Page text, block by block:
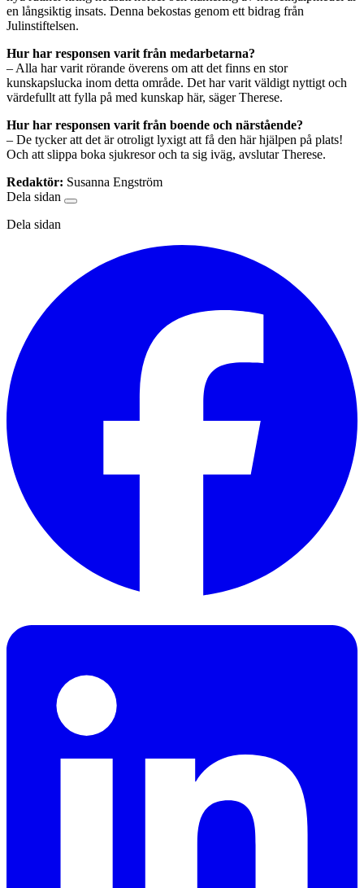
en långsiktig insats. Denna bekostas genom ett bidrag från
Julinstiftelsen.
Hur har responsen varit från medarbetarna?
– Alla har varit rörande överens om att det finns en stor
kunskapslucka inom detta område. Det har varit väldigt nyttigt och
värdefullt att fylla på med kunskap här, säger Therese.
Hur har responsen varit från boende och närstående?
– De tycker att det är otroligt lyxigt att få den här hjälpen på plats!
Och att slippa boka sjukresor och ta sig iväg, avslutar Therese.
Redaktör: Susanna Engström
Dela sidan
Dela sidan